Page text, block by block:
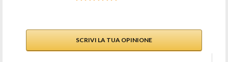
SCRIVI LA TUA OPINIONE